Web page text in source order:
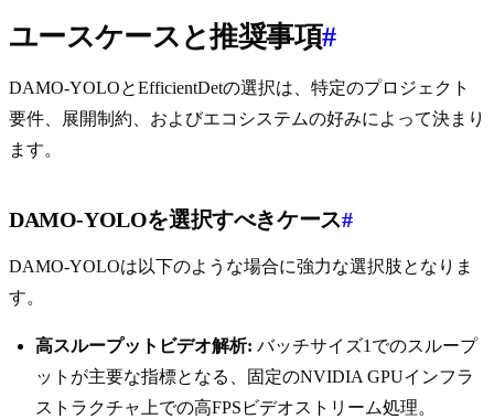
ユースケースと推奨事項#
DAMO-YOLOとEfficientDetの選択は、特定のプロジェクト
要件、展開制約、およびエコシステムの好みによって決まり
ます。
DAMO-YOLOを選択すべきケース#
DAMO-YOLOは以下のような場合に強力な選択肢となりま
す。
高スループットビデオ解析: バッチサイズ1でのスループ
ットが主要な指標となる、固定のNVIDIA GPUインフラ
ストラクチャ上での高FPSビデオストリーム処理。